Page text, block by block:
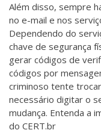
Além disso, sempre
no e-mail e nos
Dependendo do
chave de segurança
gerar códigos de
códigos por
criminoso tente
necessário digitar o
mudança. Entenda a
do CERT.br